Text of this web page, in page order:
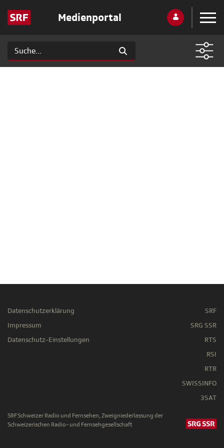
Medienportal
Datenschutzerklärung
Impressum
Datenschutz-Einstellungen
SRF
SRG SSR
RTS
RSI
RTR
SWISSINFO
3SAT
SRF Schweizer Radio und Fernsehen, Zweigniederlassung der
Schweizerischen Radio- und Fernsehgesellschaft